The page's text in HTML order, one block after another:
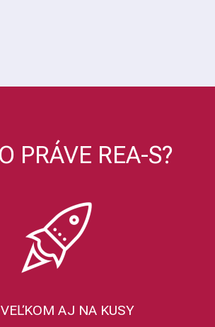
PRÁVE REA-S?
AJ NA KUSY